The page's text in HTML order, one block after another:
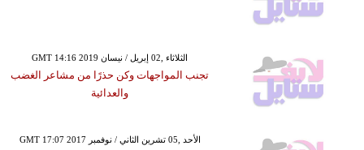
GMT 14:16 2019 الثلاثاء ,02 إبريل / نيسان
تجنب المواجهات وكن حذرًا من مشاعر الغضب
والعدائية
GMT 17:07 2017 الأحد ,05 تشرين الثاني / نوفمبر